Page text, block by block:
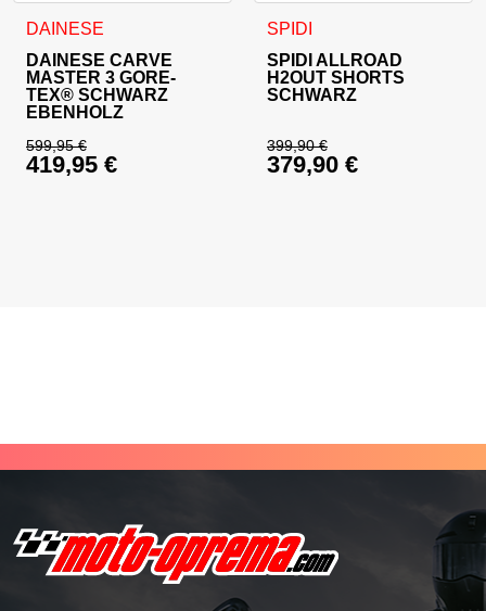
DAINESE
DAINESE CARVE
MASTER 3 GORE-
TEX® SCHWARZ
EBENHOLZ
599,95€
Ursprünglicher Preis war: 599,95 €
419,95 €
Dieses Produkt weist mehrere Varianten auf. Die Optionen
SPIDI
SPIDI ALLROAD
H2OUT SHORTS
SCHWARZ
399,90€
Ursprünglicher
379,90 €
Dieses Produkt weist